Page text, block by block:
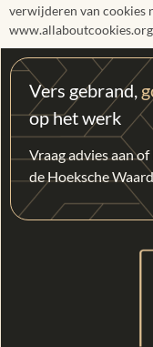
verwijderen van cookies
Vers gebrand,
op het werk
Vraag advies aan
de Hoeksche